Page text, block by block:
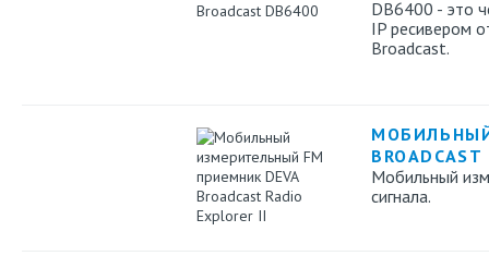
DB6400 - это
IP ресивером
Broadcast.
Мобильный
сигнала.